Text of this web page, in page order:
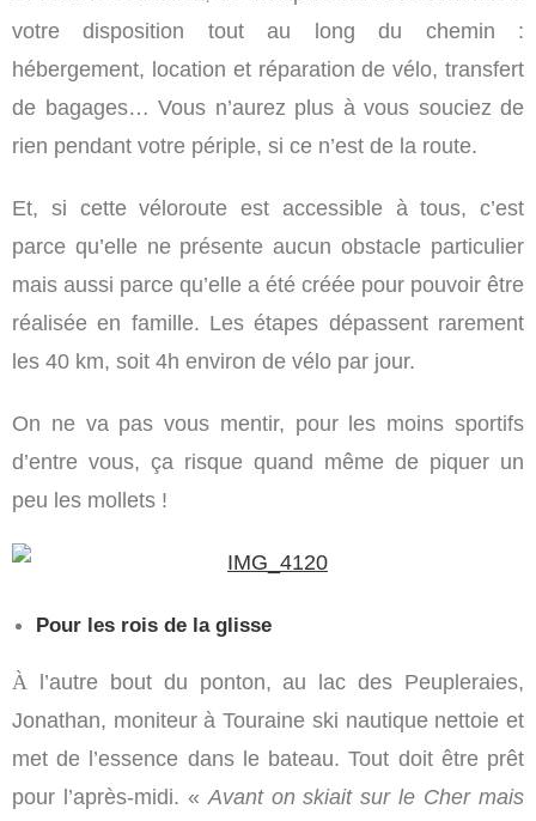
votre disposition tout au long du chemin :
hébergement, location et réparation de vélo, transfert
de bagages… Vous n’aurez plus à vous souciez de
rien pendant votre périple, si ce n’est de la route.
Et, si cette véloroute est accessible à tous, c’est
parce qu’elle ne présente aucun obstacle particulier
mais aussi parce qu’elle a été créée pour pouvoir être
réalisée en famille. Les étapes dépassent rarement
les 40 km, soit 4h environ de vélo par jour.
On ne va pas vous mentir, pour les moins sportifs
d’entre vous, ça risque quand même de piquer un
peu les mollets !
Pour les rois de la glisse
À l’autre bout du ponton, au lac des Peupleraies,
Jonathan, moniteur à Touraine ski nautique nettoie et
met de l’essence dans le bateau. Tout doit être prêt
pour l’après-midi. «Avant on skiait sur le Cher mais